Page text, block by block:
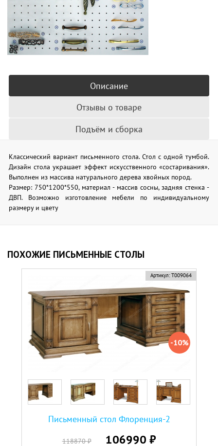
Описание
Отзывы о товаре
Подъём и сборка
Классический вариант письменного стола. Стол с одной тумбой.
Дизайн стола украшает эффект искусственного «состаривания».
Выполнен из массива натурального дерева хвойных пород.
Размер: 750*1200*550, материал - массив сосны, задняя стенка -
ДВП. Возможно изготовление мебели по индивидуальному
размеру и цвету
ПОХОЖИЕ ПИСЬМЕННЫЕ СТОЛЫ
Артикул: Т009064
-10%
Письменный стол Флоренция-2
118870 ₽ 106990 ₽